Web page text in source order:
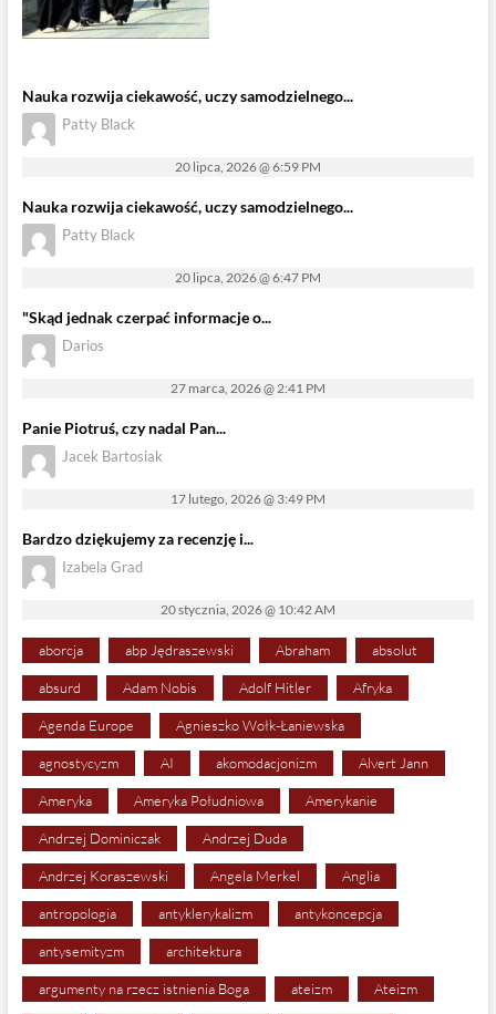
Nauka rozwija ciekawość, uczy samodzielnego...
Patty Black
20 lipca, 2026 @ 6:59 PM
Nauka rozwija ciekawość, uczy samodzielnego...
Patty Black
20 lipca, 2026 @ 6:47 PM
"Skąd jednak czerpać informacje o...
Darios
27 marca, 2026 @ 2:41 PM
Panie Piotruś, czy nadal Pan...
Jacek Bartosiak
17 lutego, 2026 @ 3:49 PM
Bardzo dziękujemy za recenzję i...
Izabela Grad
20 stycznia, 2026 @ 10:42 AM
aborcja abp Jędraszewski Abraham absolut
absurd Adam Nobis Adolf Hitler Afryka
Agenda Europe Agnieszko Wołk-Łaniewska
agnostycyzm AI akomodacjonizm Alvert Jann
Ameryka Ameryka Południowa Amerykanie
Andrzej Dominiczak Andrzej Duda
Andrzej Koraszewski Angela Merkel Anglia
antropologia antyklerykalizm antykoncepcja
antysemityzm architektura
argumenty na rzecz istnienia Boga ateizm Ateizm